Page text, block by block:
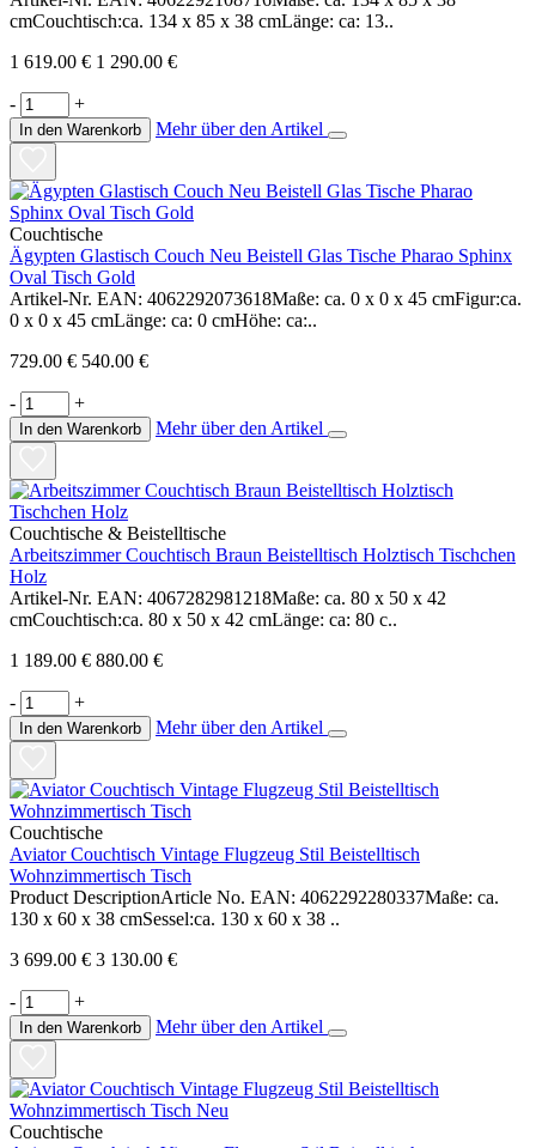
cmCouchtisch:ca. 134 x 85 x 38 cmLänge: ca: 13..
1 619.00 € 1 290.00 €
- +
In den Warenkorb Mehr über den Artikel
Couchtische
Ägypten Glastisch Couch Neu Beistell Glas Tische Pharao Sphinx
Oval Tisch Gold
Artikel-Nr. EAN: 4062292073618Maße: ca. 0 x 0 x 45 cmFigur:ca.
0 x 0 x 45 cmLänge: ca: 0 cmHöhe: ca:..
729.00 € 540.00 €
- +
In den Warenkorb Mehr über den Artikel
Couchtische & Beistelltische
Arbeitszimmer Couchtisch Braun Beistelltisch Holztisch Tischchen
Holz
Artikel-Nr. EAN: 4067282981218Maße: ca. 80 x 50 x 42
cmCouchtisch:ca. 80 x 50 x 42 cmLänge: ca: 80 c..
1 189.00 € 880.00 €
- +
In den Warenkorb Mehr über den Artikel
Couchtische
Aviator Couchtisch Vintage Flugzeug Stil Beistelltisch
Wohnzimmertisch Tisch
Product DescriptionArticle No. EAN: 4062292280337Maße: ca.
130 x 60 x 38 cmSessel:ca. 130 x 60 x 38 ..
3 699.00 € 3 130.00 €
- +
In den Warenkorb Mehr über den Artikel
Couchtische